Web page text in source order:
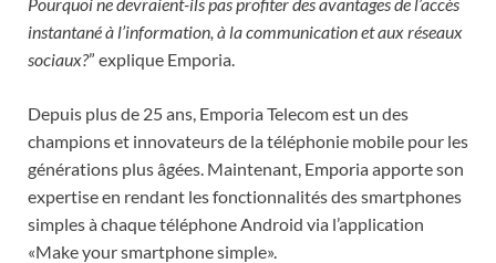
instantané à l’information, à la communication et aux réseaux
sociaux?” explique Emporia.
Depuis plus de 25 ans, Emporia Telecom est un des
champions et innovateurs de la téléphonie mobile pour les
générations plus âgées. Maintenant, Emporia apporte son
expertise en rendant les fonctionnalités des smartphones
simples à chaque téléphone Android via l’application
«Make your smartphone simple».